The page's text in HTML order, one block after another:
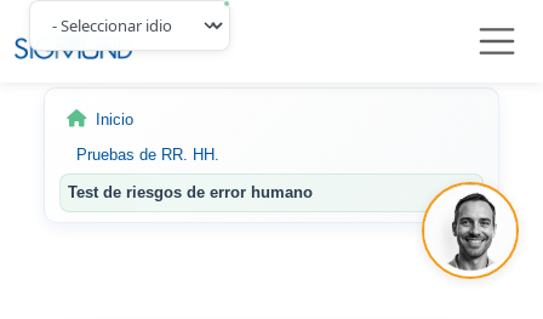
Navbar
Inicio
Pruebas de RR. HH.
Test de riesgos de error humano